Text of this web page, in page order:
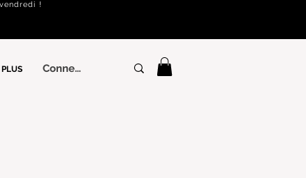
!
PLUS
Connexion